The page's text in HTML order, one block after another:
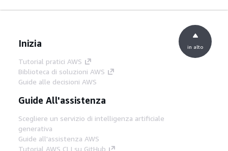
Inizia
Tutorial pratici AWS
Biblioteca di soluzioni AWS
Guide alle decisioni AWS
Guide All'assistenza
Scegliere un servizio di intelligenza artificiale
generativa
Guide all'assistenza AWS
Tutorial AWS CLI su GitHub
in alto